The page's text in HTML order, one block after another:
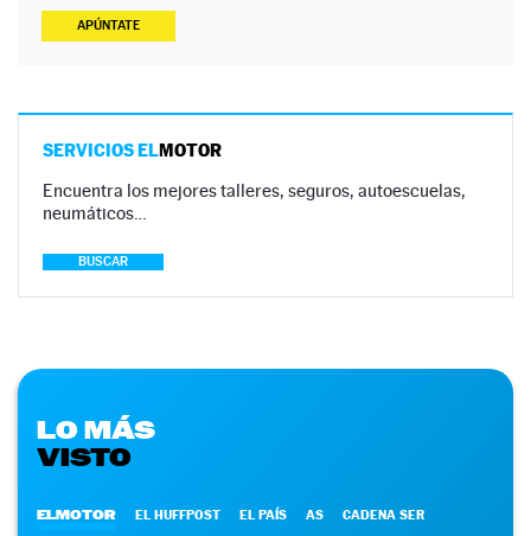
APÚNTATE
SERVICIOS ELMOTOR
Encuentra los mejores talleres, seguros, autoescuelas,
neumáticos…
BUSCAR
LO MÁS
VISTO
ELMOTOR EL HUFFPOST EL PAÍS AS CADENA SER